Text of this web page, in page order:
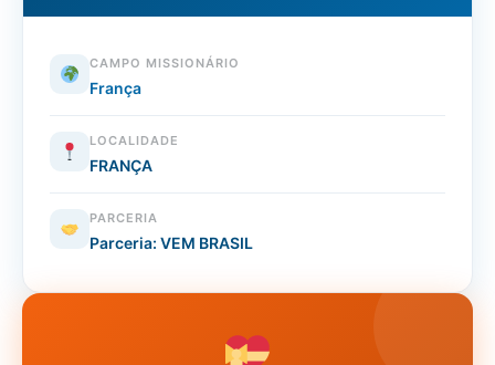
CAMPO MISSIONÁRIO
França
LOCALIDADE
FRANÇA
PARCERIA
Parceria: VEM BRASIL